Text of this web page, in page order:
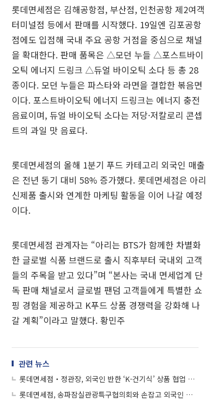
롯데면세점은 김해공항점, 부산점, 인천공항 제2여객
터미널점 등에서 판매를 시작했다. 19일엔 김포공항
점에도 입점해 국내 주요 공항 거점을 중심으로 채널
을 확대한다. 판매 품목은 △모던 누들 △포스트바이
오틱 에너지 드링크 △듀얼 바이오틱 소다 등 총 28
종이다. 모던 누들은 파스타와 라면을 결합한 볶음면
이다. 포스트바이오틱 에너지 드링크는 에너지 충전
음료이며, 듀얼 바이오틱 소다는 저당·저칼로리 콘셉
트의 과일 맛 음료다.
롯데면세점의 올해 1분기 푸드 카테고리 외국인 매출
은 전년 동기 대비 58% 증가했다. 롯데면세점은 아리
신제품 출시와 연계한 마케팅 활동을 이어 나갈 예정
이다.
롯데면세점 관계자는 “아리는 BTS가 함께한 차별화
한 글로벌 식품 브랜드로 출시 직후부터 국내외 고객
들의 주목을 받고 있다”며 “본사는 국내 면세업계 단
독 판매 채널로서 글로벌 팬덤 고객들에게 특별한 쇼
핑 경험을 제공하고 K푸드 상품 경쟁력을 강화해 나
갈 계획”이라고 말했다. 황민주
관련 뉴스
롯데면세점‧정관장, 외국인 반한 ‘K-건기식’ 상품 협업 강화
롯데면세점, 송파잠실관광특구협의회와 손잡고 외국인 관광객 유치 강화